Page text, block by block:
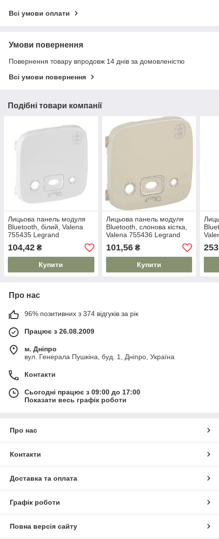
Всі умови оплати
Умови повернення
Повернення товару впродовж 14 днів за домовленістю
Всі умови повернення
Подібні товари компанії
Лицьова панель модуля
Bluetooth, білий, Valena
755435 Legrand
104,42 ₴
Купити
Лицьова панель модуля
Bluetooth, слонова кістка,
Valena 755436 Legrand
101,56₴
Купити
Про нас
96% позитивних з 374 відгуків за рік
Працює з 26.08.2009
м. Дніпро
вул. Генерала Пушкіна, буд. 1, Дніпро, Україна
Контакти
Сьогодні працює з 09:00 до 17:00
Показати весь графік роботи
Про нас
Контакти
Доставка та оплата
Графік роботи
Повна версія сайту